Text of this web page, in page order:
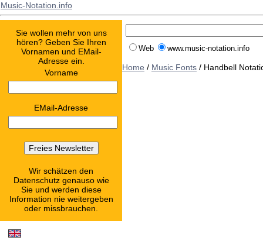
Music-Notation.info
Sie wollen mehr von uns
hören? Geben Sie Ihren
Vornamen und EMail-
Adresse ein.
Vorname
EMail-Adresse
Wir schätzen den
Datenschutz genauso wie
Sie und werden diese
Information nie weitergeben
oder missbrauchen.
Web www.music-notation.info
Home / Music Fonts / Handbell